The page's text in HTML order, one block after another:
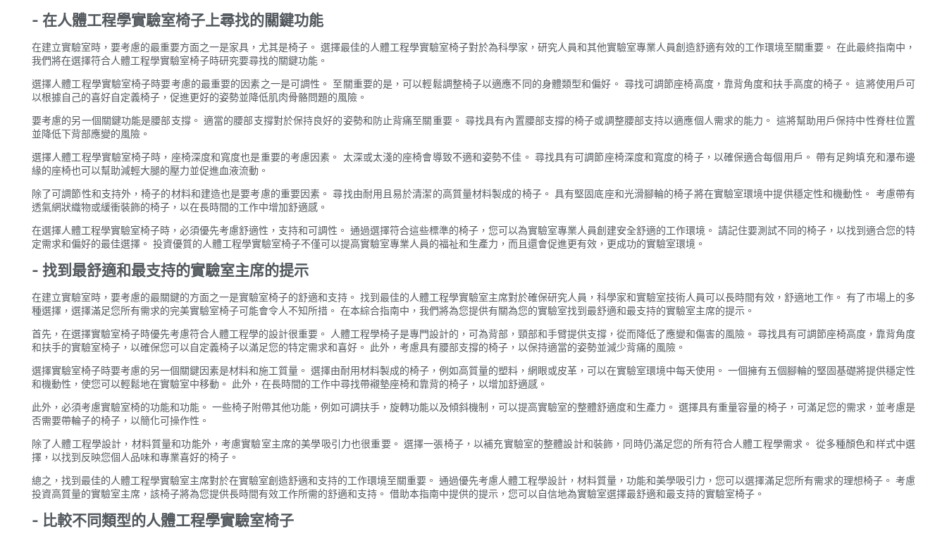
- 在人體工程學實驗室椅子上尋找的關鍵功能
在建立實驗室時，要考慮的最重要方面之一是家具，尤其是椅子。 選擇最佳的人體工程學實驗室椅子對於為科學家，研究人員和其他實驗室專業人員創造舒適有效的工作環境至關重要。 在此最終指南中，
我們將在選擇符合人體工程學實驗室椅子時研究要尋找的關鍵功能。
選擇人體工程學實驗室椅子時要考慮的最重要的因素之一是可調性。 至關重要的是，可以輕鬆調整椅子以適應不同的身體類型和偏好。 尋找可調節座椅高度，靠背角度和扶手高度的椅子。 這將使用戶可
以根據自己的喜好自定義椅子，促進更好的姿勢並降低肌肉骨骼問題的風險。
要考慮的另一個關鍵功能是腰部支撐。 適當的腰部支撐對於保持良好的姿勢和防止背痛至關重要。 尋找具有內置腰部支撐的椅子或調整腰部支持以適應個人需求的能力。 這將幫助用戶保持中性脊柱位置
並降低下背部應變的風險。
選擇人體工程學實驗室椅子時，座椅深度和寬度也是重要的考慮因素。 太深或太淺的座椅會導致不適和姿勢不佳。 尋找具有可調節座椅深度和寬度的椅子，以確保適合每個用戶。 帶有足夠填充和瀑布邊
緣的座椅也可以幫助減輕大腿的壓力並促進血液流動。
除了可調節性和支持外，椅子的材料和建造也是要考慮的重要因素。 尋找由耐用且易於清潔的高質量材料製成的椅子。 具有堅固底座和光滑腳輪的椅子將在實驗室環境中提供穩定性和機動性。 考慮帶有
透氣網狀織物或緩衝裝飾的椅子，以在長時間的工作中增加舒適感。
在選擇人體工程學實驗室椅子時，必須優先考慮舒適性，支持和可調性。 通過選擇符合這些標準的椅子，您可以為實驗室專業人員創建安全舒適的工作環境。 請記住要測試不同的椅子，以找到適合您的特
定需求和偏好的最佳選擇。 投資優質的人體工程學實驗室椅子不僅可以提高實驗室專業人員的福祉和生產力，而且還會促進更有效，更成功的實驗室環境。
- 找到最舒適和最支持的實驗室主席的提示
在建立實驗室時，要考慮的最關鍵的方面之一是實驗室椅子的舒適和支持。 找到最佳的人體工程學實驗室主席對於確保研究人員，科學家和實驗室技術人員可以長時間有效，舒適地工作。 有了市場上的多
種選擇，選擇滿足您所有需求的完美實驗室椅子可能會令人不知所措。 在本綜合指南中，我們將為您提供有關為您的實驗室找到最舒適和最支持的實驗室主席的提示。
首先，在選擇實驗室椅子時優先考慮符合人體工程學的設計很重要。 人體工程學椅子是專門設計的，可為背部，頸部和手臂提供支撐，從而降低了應變和傷害的風險。 尋找具有可調節座椅高度，靠背角度
和扶手的實驗室椅子，以確保您可以自定義椅子以滿足您的特定需求和喜好。 此外，考慮具有腰部支撐的椅子，以保持適當的姿勢並減少背痛的風險。
選擇實驗室椅子時要考慮的另一個關鍵因素是材料和施工質量。 選擇由耐用材料製成的椅子，例如高質量的塑料，網眼或皮革，可以在實驗室環境中每天使用。 一個擁有五個腳輪的堅固基礎將提供穩定性
和機動性，使您可以輕鬆地在實驗室中移動。 此外，在長時間的工作中尋找帶襯墊座椅和靠背的椅子，以增加舒適感。
此外，必須考慮實驗室椅的功能和功能。 一些椅子附帶其他功能，例如可調扶手，旋轉功能以及傾斜機制，可以提高實驗室的整體舒適度和生產力。 選擇具有重量容量的椅子，可滿足您的需求，並考慮是
否需要帶輪子的椅子，以簡化可操作性。
除了人體工程學設計，材料質量和功能外，考慮實驗室主席的美學吸引力也很重要。 選擇一張椅子，以補充實驗室的整體設計和裝飾，同時仍滿足您的所有符合人體工程學需求。 從多種顏色和样式中選
擇，以找到反映您個人品味和專業喜好的椅子。
總之，找到最佳的人體工程學實驗室主席對於在實驗室創造舒適和支持的工作環境至關重要。 通過優先考慮人體工程學設計，材料質量，功能和美學吸引力，您可以選擇滿足您所有需求的理想椅子。 考慮
投資高質量的實驗室主席，該椅子將為您提供長時間有效工作所需的舒適和支持。 借助本指南中提供的提示，您可以自信地為實驗室選擇最舒適和最支持的實驗室椅子。
- 比較不同類型的人體工程學實驗室椅子